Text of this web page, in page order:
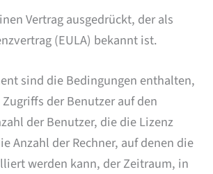
Vertrag ausgedrückt, der als
(EULA) bekannt ist.
sind die Bedingungen enthalten,
Zugriffs der Benutzer auf den
der Benutzer, die die Lizenz
Anzahl der Rechner, auf denen die
werden kann, der Zeitraum, in